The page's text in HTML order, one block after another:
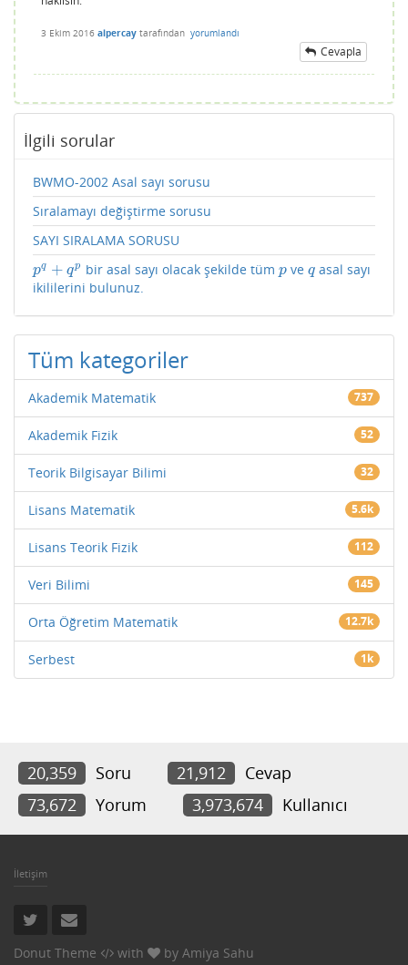
3 Ekim 2016 alpercay tarafından yorumlandı
Cevapla
İlgili sorular
BWMO-2002 Asal sayı sorusu
Sıralamayı değiştirme sorusu
SAYI SIRALAMA SORUSU
pq + qp
pq +q p bir asal sayı olacak şekilde tümp
pve q
q asal sayı
ikililerini bulunuz.
Tüm kategoriler
Akademik Matematik 737
Akademik Fizik 52
Teorik Bilgisayar Bilimi 32
Lisans Matematik 5.6k
Lisans Teorik Fizik 112
Veri Bilimi 145
Orta Öğretim Matematik 12.7k
Serbest 1k
20,359 Soru 21,912
Cevap
73,672
Yorum 3,973,674 Kullanıcı
İletişim
Donut Theme with by Amiya Sahu